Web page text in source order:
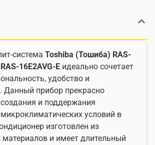
система Toshiba (Тошиба) RAS-
RAS-16E2AVG-E идеально сочетает
удобство и
Данный прибор прекрасно
и поддержания
условий в
изготовлен из
материалов и имеет длительный